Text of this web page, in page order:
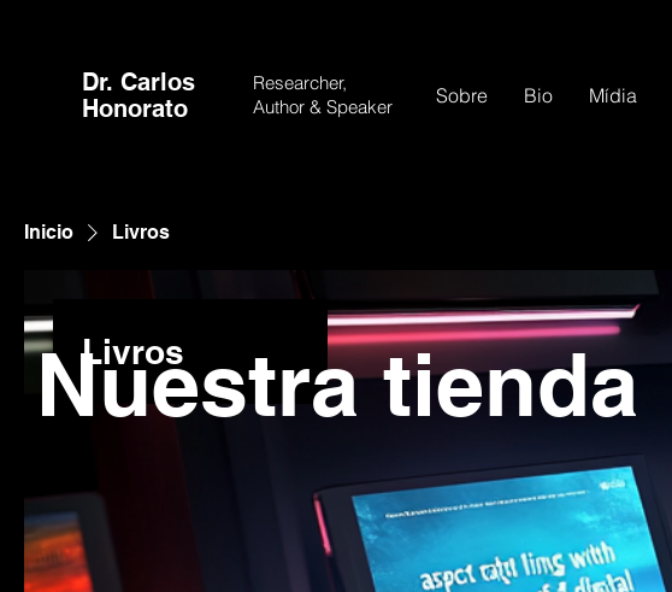
Dr. Carlos
Honorato
Researcher,
Author & Speaker Sobre Bio Mídia
Inicio Livros
Livros
Nuestra tienda